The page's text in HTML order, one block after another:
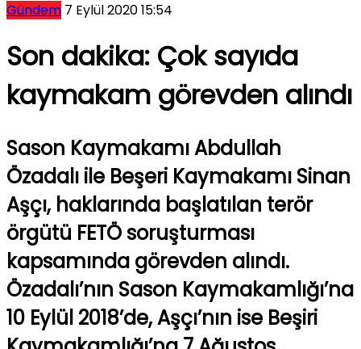
Gündem 7 Eylül 2020 15:54
Son dakika: Çok sayıda
kaymakam görevden alındı
Sason Kaymakamı Abdullah
Özadalı ile Beşeri Kaymakamı Sinan
Aşçı, haklarında başlatılan terör
örgütü FETÖ soruşturması
kapsamında görevden alındı.
Özadalı’nın Sason Kaymakamlığı’na
10 Eylül 2018’de, Aşçı’nın ise Beşiri